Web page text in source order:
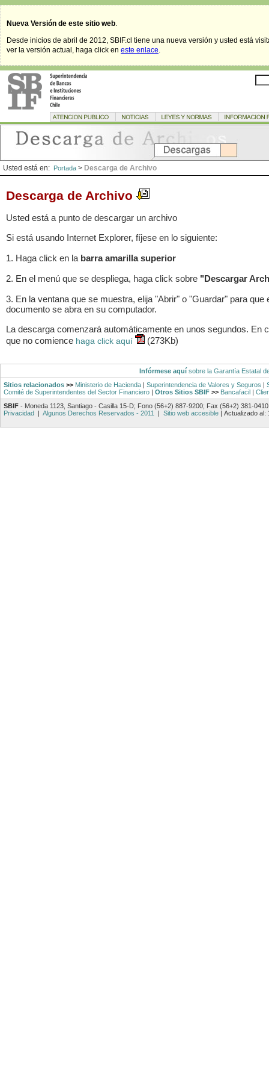
Nueva Versión de este sitio web.
Desde inicios de abril de 2012, SBIF.cl tiene una nueva versión y usted está
ver la versión actual, haga click en este enlace.
Usted está en: Portada > Descarga de Archivo
Descarga de Archivo
Usted está a punto de descargar un archivo
Si está usando Internet Explorer, fíjese en lo siguiente:
1. Haga click en la barra amarilla superior
2. En el menú que se despliega, haga click sobre "Descargar
3. En la ventana que se muestra, elija "Abrir" o "Guardar" para que
documento se abra en su computador.
La descarga comenzará automáticamente en unos segundos. En
que no comience haga click aquí (273Kb)
Infórmese aquísobre la Garantía Estatal
Sitios relacionados >> Ministerio de Hacienda | Superintendencia de Valores y Seguros |
Comité de Superintendentes del Sector Financiero | Otros Sitios SBIF >> Bancafacil |
SBIF - Moneda 1123, Santiago - Casilla 15-D; Fono (56+2) 887-9200; Fax (56+2) 381-0410
Privacidad | Algunos Derechos Reservados - 2011 | Sitio web accesible | Actualizado al: